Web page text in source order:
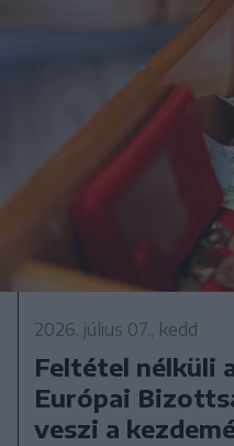
2026. július 07., kedd
Feltétel nélküli
Európai
veszi a